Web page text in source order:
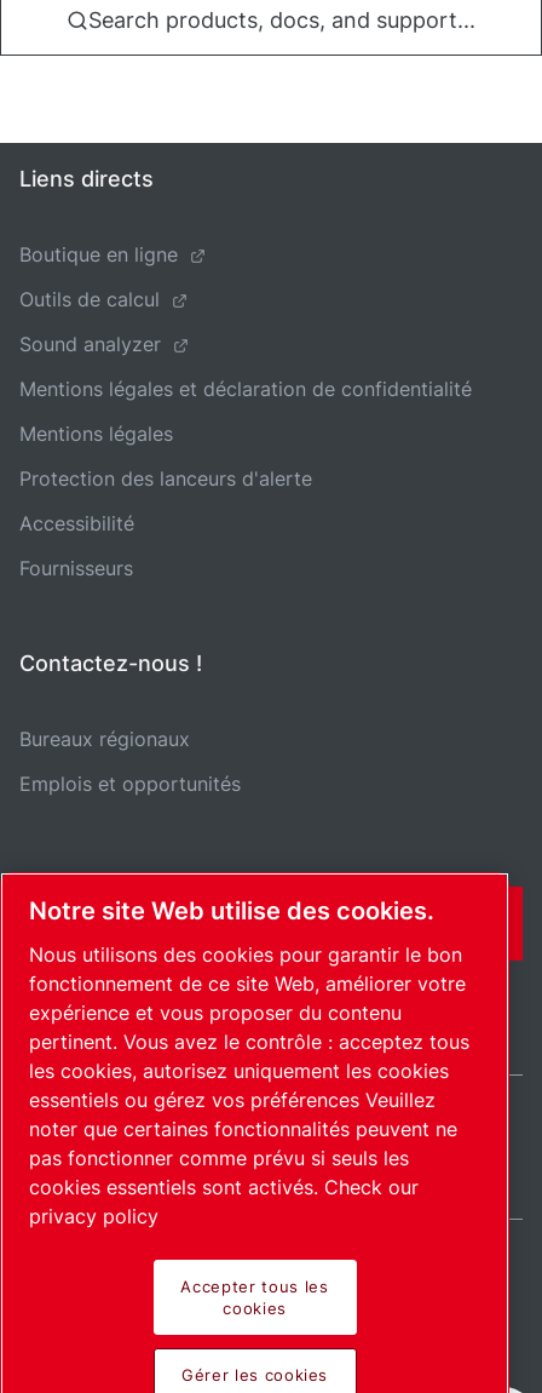
Search products, docs, and support...
Liens directs
Boutique en ligne
Outils de calcul
Sound analyzer
Mentions légales et déclaration de confidentialité
Mentions légales
Protection des lanceurs d'alerte
Accessibilité
Fournisseurs
Contactez-nous !
Bureaux régionaux
Emplois et opportunités
CONTACT
Plan du siteGérer les cookies© 2026 Copyright.
International / FR
Pioneering products.
Notre site Web utilise des cookies.
Nous utilisons des cookies pour garantir le bon
fonctionnement de ce site Web, améliorer votre
expérience et vous proposer du contenu
pertinent. Vous avez le contrôle : acceptez tous
les cookies, autorisez uniquement les cookies
essentiels ou gérez vos préférences Veuillez
noter que certaines fonctionnalités peuvent ne
pas fonctionner comme prévu si seuls les
cookies essentiels sont activés. Check our
privacy policy
Accepter tous les
cookies
Gérer les cookies